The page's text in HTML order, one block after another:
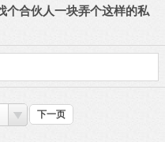
个合伙人一块弄个这样的私
下一页